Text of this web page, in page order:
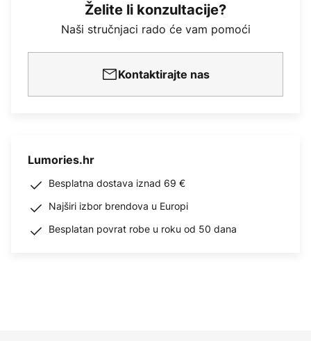
Želite li konzultacije?
Naši stručnjaci rado će vam pomoći
Kontaktirajte nas
Lumories.hr
Besplatna dostava iznad 69 €
Najširi izbor brendova u Europi
Besplatan povrat robe u roku od 50 dana